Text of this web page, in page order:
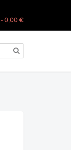
- 0,00 €